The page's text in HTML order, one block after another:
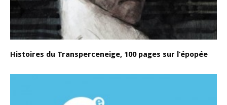
Histoires du Transperceneige, 100 pages sur l’épopée